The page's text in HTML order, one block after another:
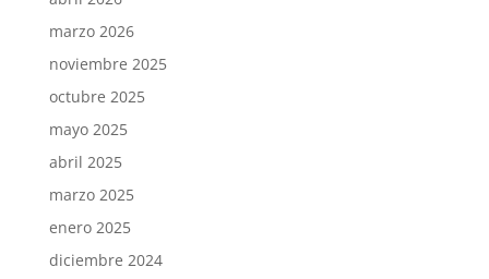
marzo 2026
noviembre 2025
octubre 2025
mayo 2025
abril 2025
marzo 2025
enero 2025
diciembre 2024